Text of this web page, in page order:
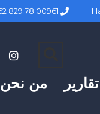
من نحن تقارير